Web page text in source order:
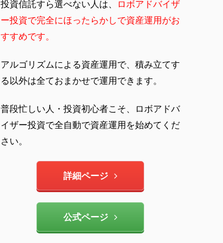
投資信託すら選べない人は、
ロボアドバイザ
ー投資で完全にほったらかしで資産運用がお
すすめです。
アルゴリズムによる資産運用で、積み立てす
る以外は全ておまかせで運用できます。
普段忙しい人・投資初心者こそ、ロボアドバ
イザー投資で全自動で資産運用を始めてくだ
さい。
詳細ページ
公式ページ